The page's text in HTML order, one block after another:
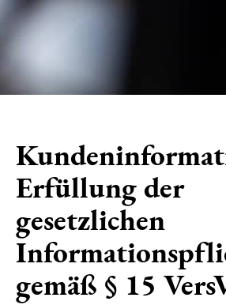
Erfüllung der
gesetzlichen
gemäß § 15